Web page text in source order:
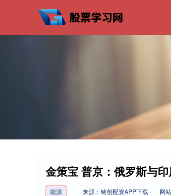
金策宝 普京：俄罗斯与
能源 来源：铭创配资APP下载 网